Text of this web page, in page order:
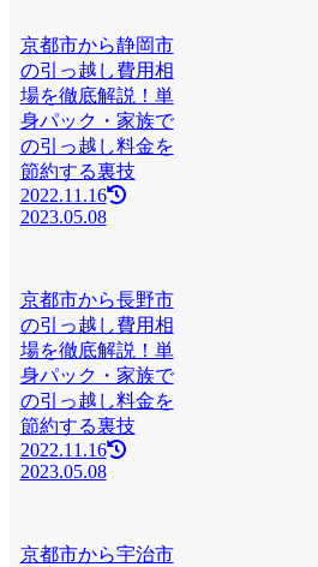
京都市から静岡市
の引っ越し費用相
場を徹底解説！単
身パック・家族で
の引っ越し料金を
節約する裏技
2022.11.16
2023.05.08
京都市から長野市
の引っ越し費用相
場を徹底解説！単
身パック・家族で
の引っ越し料金を
節約する裏技
2022.11.16
2023.05.08
京都市から宇治市